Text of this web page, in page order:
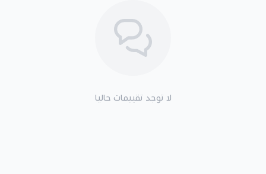
لا توجد تقييمات حاليا